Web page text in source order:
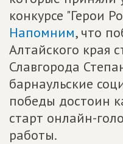
конкурсе "Герои
Напомним, что
Алтайского края
Славгорода
барнаульские
победы достоин
старт онлайн-
работы.